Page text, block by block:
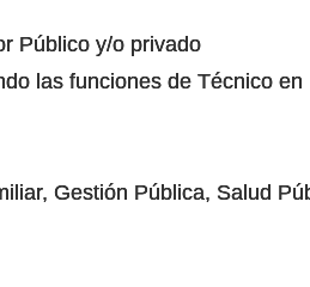
Público y/o privado
las funciones de Técnico
Gestión Pública, Salud